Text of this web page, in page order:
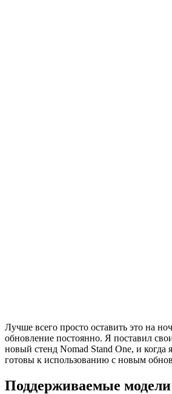
Лучше всего просто оставить это на
обновление постоянно. Я поставил
новый стенд Nomad Stand One, и когда
готовы к использованию с новым
Поддерживаемые